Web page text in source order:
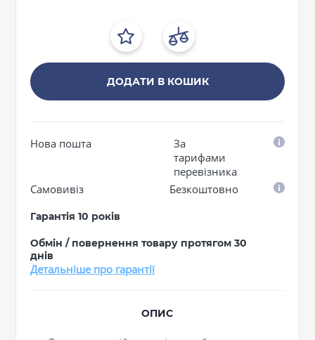
ДОДАТИ В КОШИК
Нова пошта
За
тарифами
перевізника
Самовивіз
Безкоштовно
Гарантія 10 років
Обмін / повернення товару протягом 30
днів
Детальніше про гарантії
ОПИС